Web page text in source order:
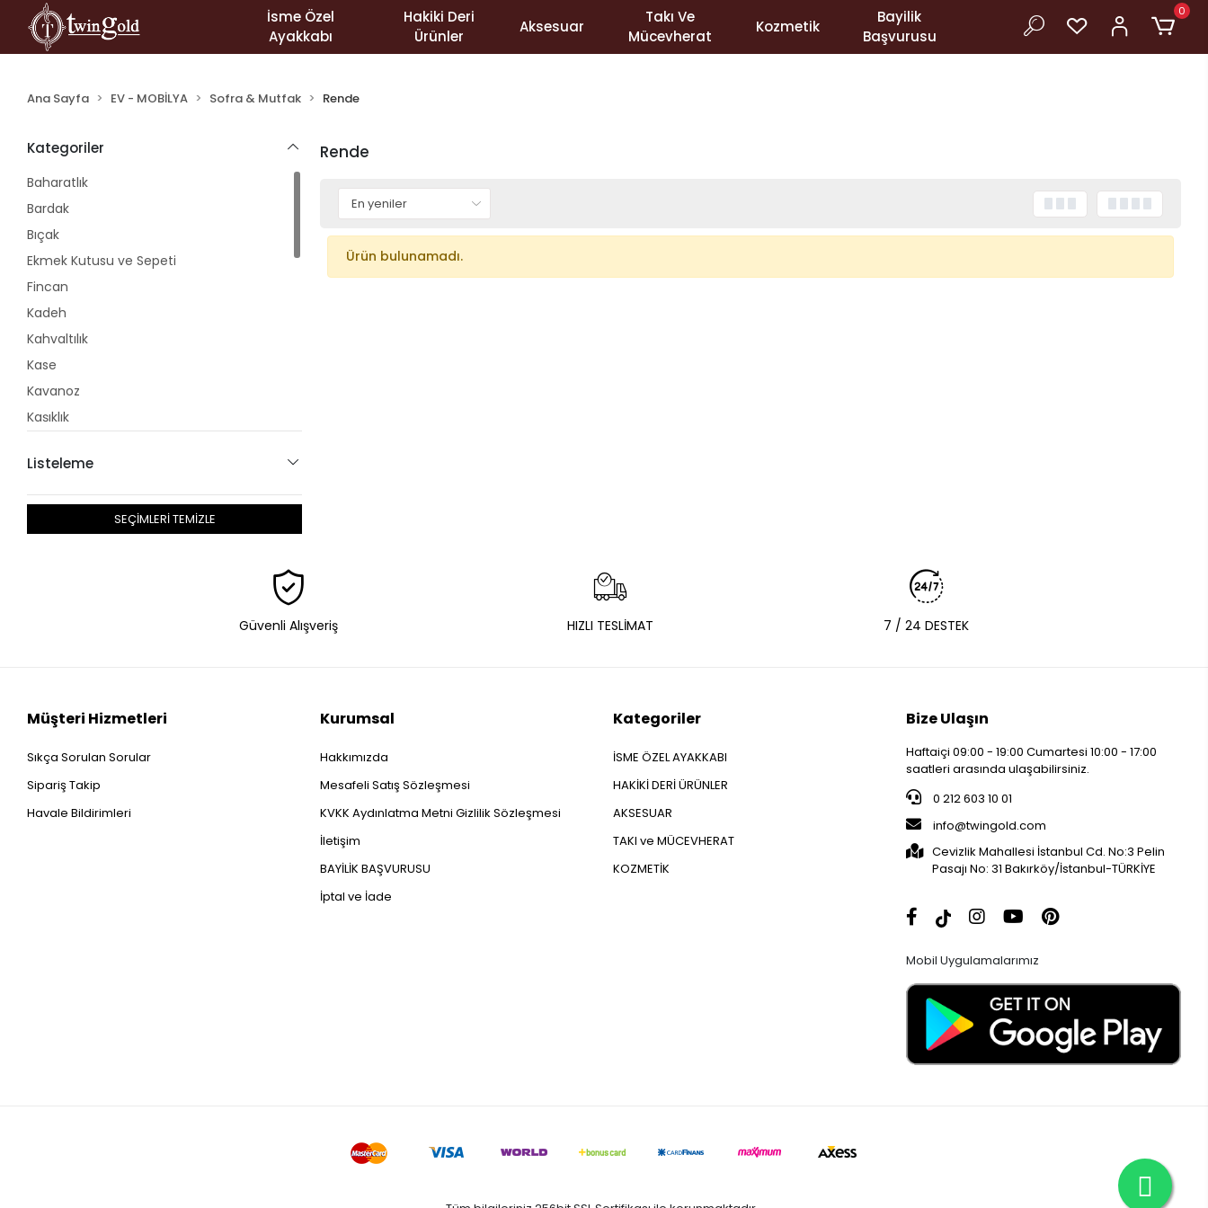
İsme Özel
Ayakkabı
Hakiki Deri
Ürünler
Aksesuar
Takı Ve
Mücevherat
Kozmetik
Bayilik
Başvurusu
0
Ana Sayfa EV - MOBİLYA Sofra & Mutfak Rende
Kategoriler
Baharatlık
Bardak
Bıçak
Ekmek Kutusu ve Sepeti
Fincan
Kadeh
Kahvaltılık
Kase
Kavanoz
Kaşıklık
Kupa
Nihale
Tepsi
Termos
Yağdanlık
Çay - Kahve Demleme
Listeleme
SEÇİMLERİ TEMİZLE
Rende
Ürün bulunamadı.
Güvenli Alışveriş HIZLI TESLİMAT 7 / 24 DESTEK
Müşteri Hizmetleri
Sıkça Sorulan Sorular
Sipariş Takip
Havale Bildirimleri
Kurumsal
Hakkımızda
Mesafeli Satış Sözleşmesi
KVKK Aydınlatma Metni Gizlilik Sözleşmesi
İletişim
BAYİLİK BAŞVURUSU
İptal ve İade
Kategoriler
İSME ÖZEL AYAKKABI
HAKİKİ DERİ ÜRÜNLER
AKSESUAR
TAKI ve MÜCEVHERAT
KOZMETİK
Bize Ulaşın
Haftaiçi 09:00 - 19:00 Cumartesi 10:00 - 17:00
saatleri arasında ulaşabilirsiniz.
0 212 603 10 01
info@twingold.com
Cevizlik Mahallesi İstanbul Cd. No:3 Pelin
Pasajı No: 31 Bakırköy/İstanbul-TÜRKİYE
Mobil Uygulamalarımız